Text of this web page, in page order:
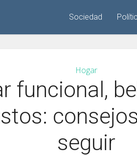
Sociedad
Hogar
funcional,
seguir